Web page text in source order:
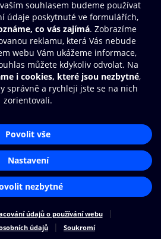
Aplikace O2 Knihovna
Čti a poslouchej své e-knihy a
audioknihy rychleji a pohodlněji.